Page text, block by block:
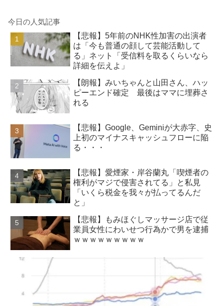
今日の人気記事
【悲報】5年前のNHK性加害の出演者
は「今も普通の顔して芸能活動して
る」ネット「受信料を取るくらいなら
詳細を伝えよ」
【朗報】みいちゃんと山田さん、ハッ
ピーエンド確定 最後はママに埋葬さ
れる
【悲報】Google、Geminiが大赤字、史
上初のマイナスキャッシュフローに陥
る・・・
【悲報】愛煙家・岸谷蘭丸「喫煙者の
権利がマジで侵害されてる」と私見
「いくら税金を我々が払ってるんだ
と」
【悲報】もみほぐしマッサージ店で従
業員女性にわいせつ行為かで男を逮捕
ｗｗｗｗｗｗｗｗｗ